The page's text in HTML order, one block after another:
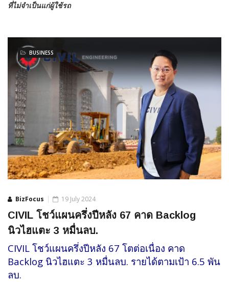
ที่ไม่จำเป็นแก่ผู้ใช้รถ
BizFocus
BUSINESS
19 July 2024
CIVIL โชว์แผนครึ่งปีหลัง 67 คาด Backlog
นิวไฮแตะ 3 หมื่นลบ.
CIVIL โชว์แผนครึ่งปีหลัง 67 โตต่อเนื่อง คาด
Backlog นิวไฮแตะ 3 หมื่นลบ. รายได้ตามเป้า 6.5 พัน
ลบ.